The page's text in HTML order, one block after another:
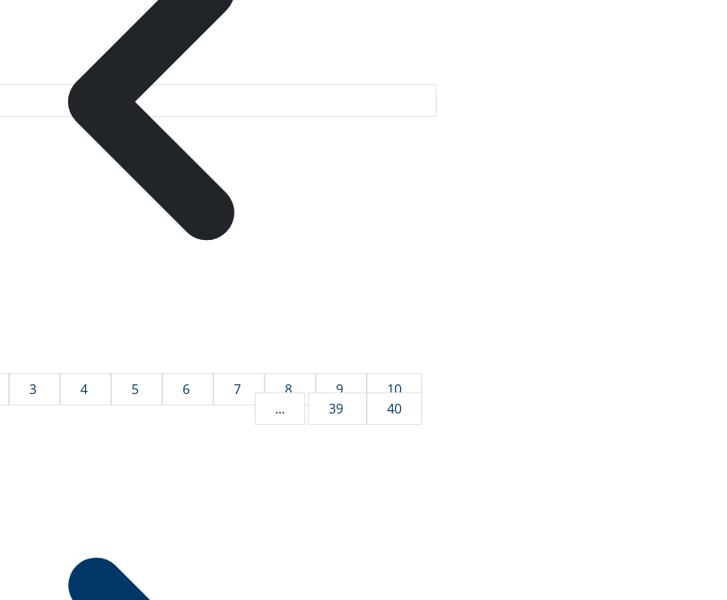
3 4 5 6 7 8 9
10
...
39 40